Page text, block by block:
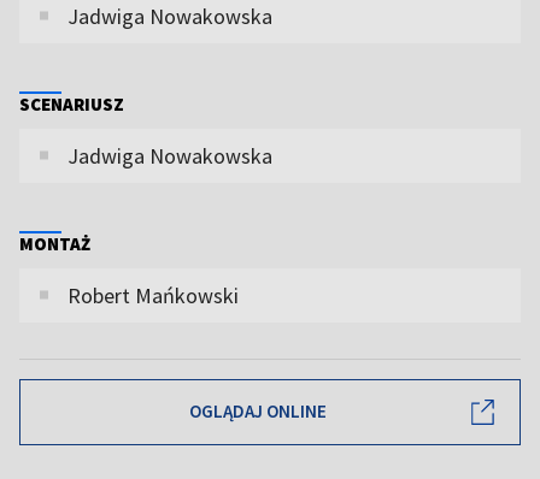
Jadwiga Nowakowska
SCENARIUSZ
Jadwiga Nowakowska
MONTAŻ
Robert Mańkowski
OGLĄDAJ ONLINE